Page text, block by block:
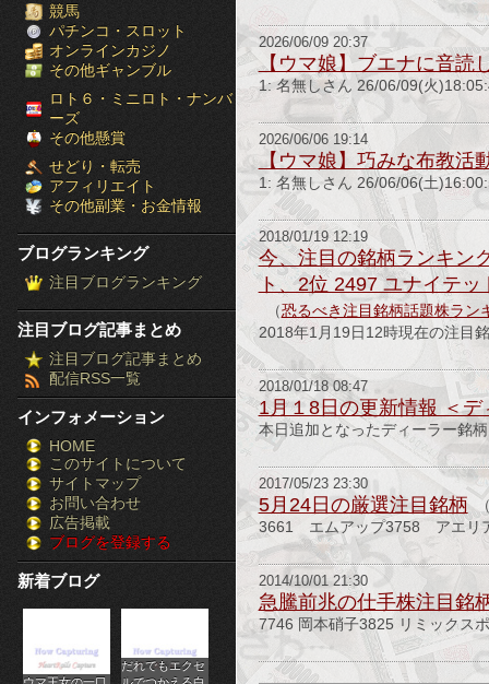
テ
ナ
［ブ
ロ
グ
ラ
ン
キ
ン
グ］-
株
FX
競
馬
パ
チ
ス
競馬
パチンコ・スロット
オンラインカジノ
その他ギャンブル
ロト６・ミニロト・ナンバ
ーズ
その他懸賞
せどり・転売
アフィリエイト
その他副業・お金情報
ブログランキング
注目ブログランキング
注目ブログ記事まとめ
注目ブログ記事まとめ
配信RSS一覧
インフォメーション
HOME
このサイトについて
サイトマップ
お問い合わせ
広告掲載
ブログを登録する
新着ブログ
だれでもエクセ
2026/06/09 20:37
【ウマ娘】ブエナに音読
1: 名無しさん 26/06/09(火
2026/06/06 19:14
【ウマ娘】巧みな布教活
1: 名無しさん 26/06/06(土
2018/01/19 12:19
今、注目の銘柄ランキン
ト、2位 2497 ユナイテ
（恐るべき注目銘柄話題株ラン
2018年1月19日12時現在の注目
2018/01/18 08:47
1月１8日の更新情報 ＜デ
本日追加となったディーラー
2017/05/23 23:30
5月24日の厳選注目銘柄
3661 エムアップ3758 アエリ
2014/10/01 21:30
急騰前兆の仕手株注目銘
7746 岡本硝子3825 リミックス